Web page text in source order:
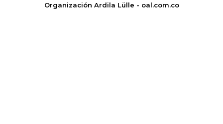
Organización Ardila Lülle - oal.com.co